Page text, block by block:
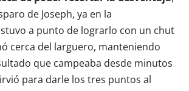
de Joseph, ya en la
a punto de lograrlo con un chut
cerca del larguero, manteniendo
que campeaba desde minutos
para darle los tres puntos al